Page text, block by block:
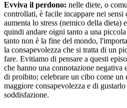
Evviva il perdono: nelle diete, o
controllati, è facile incappare nei
aumenta lo stress (nemico della dieta)
quindi andare oigni tanto a una
tanto non è la fine del mondo,
la consapevolezza che si tratta di un
fare. Evitiamo di pensare a questi
che hanno una connotazione negativa
di proibito; celebrare un cibo come un
maggiore consapevolezza e di
soddisfazione.